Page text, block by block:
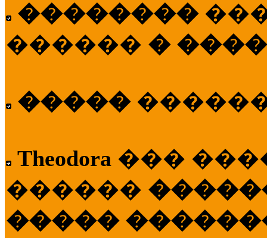
��������
������ �
�����
Theodora ���
������
�����